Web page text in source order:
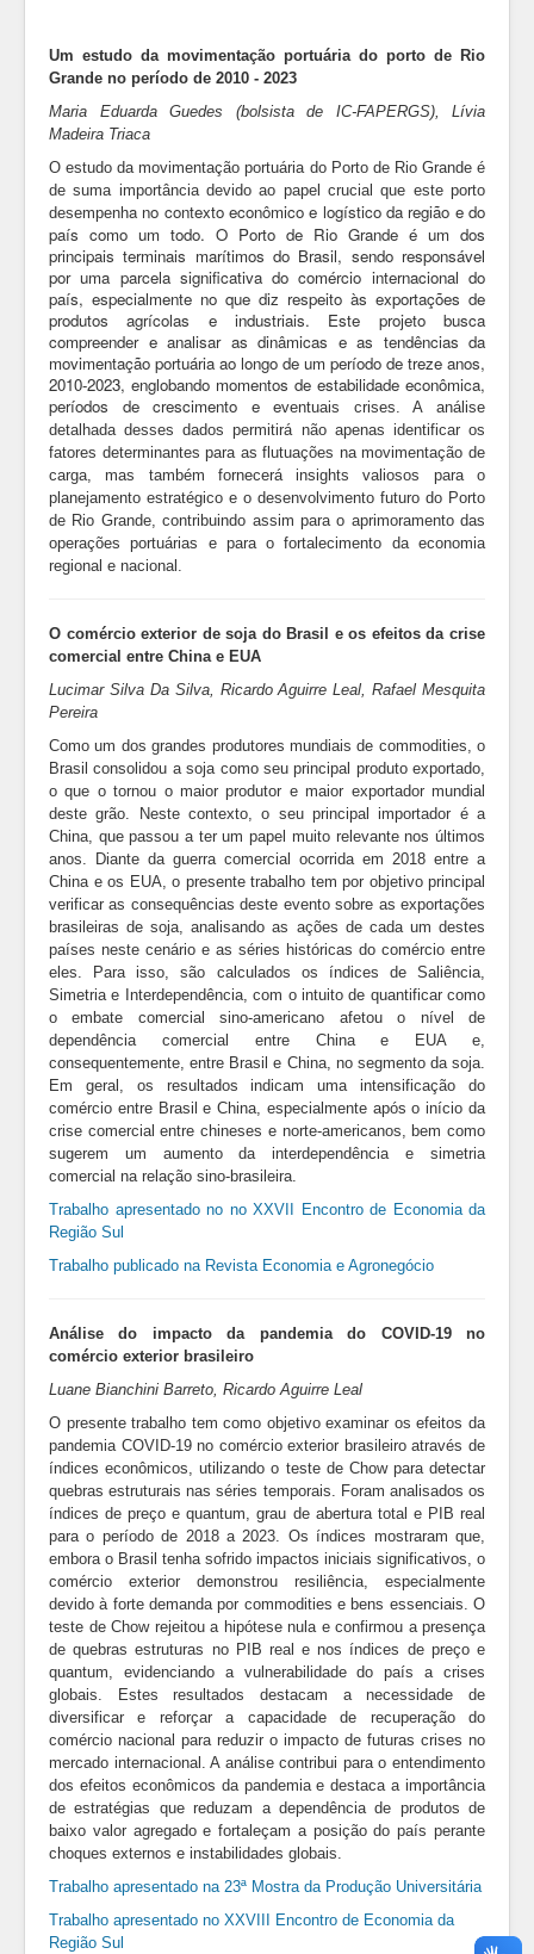
Um estudo da movimentação portuária do porto de Rio
Grande no período de 2010 - 2023
Maria Eduarda Guedes (bolsista de IC-FAPERGS), Lívia
Madeira Triaca
O estudo da movimentação portuária do Porto de Rio Grande é
de suma importância devido ao papel crucial que este porto
desempenha no contexto econômico e logístico da região e do
país como um todo. O Porto de Rio Grande é um dos
principais terminais marítimos do Brasil, sendo responsável
por uma parcela significativa do comércio internacional do
país, especialmente no que diz respeito às exportações de
produtos agrícolas e industriais. Este projeto busca
compreender e analisar as dinâmicas e as tendências da
movimentação portuária ao longo de um período de treze anos,
2010-2023, englobando momentos de estabilidade econômica,
períodos de crescimento e eventuais crises. A análise
detalhada desses dados permitirá não apenas identificar os
fatores determinantes para as flutuações na movimentação de
carga, mas também fornecerá insights valiosos para o
planejamento estratégico e o desenvolvimento futuro do Porto
de Rio Grande, contribuindo assim para o aprimoramento das
operações portuárias e para o fortalecimento da economia
regional e nacional.
O comércio exterior de soja do Brasil e os efeitos da crise
comercial entre China e EUA
Lucimar Silva Da Silva, Ricardo Aguirre Leal, Rafael Mesquita
Pereira
Como um dos grandes produtores mundiais de commodities, o
Brasil consolidou a soja como seu principal produto exportado,
o que o tornou o maior produtor e maior exportador mundial
deste grão. Neste contexto, o seu principal importador é a
China, que passou a ter um papel muito relevante nos últimos
anos. Diante da guerra comercial ocorrida em 2018 entre a
China e os EUA, o presente trabalho tem por objetivo principal
verificar as consequências deste evento sobre as exportações
brasileiras de soja, analisando as ações de cada um destes
países neste cenário e as séries históricas do comércio entre
eles. Para isso, são calculados os índices de Saliência,
Simetria e Interdependência, com o intuito de quantificar como
o embate comercial sino-americano afetou o nível de
dependência comercial entre China e EUA e,
consequentemente, entre Brasil e China, no segmento da soja.
Em geral, os resultados indicam uma intensificação do
comércio entre Brasil e China, especialmente após o início da
crise comercial entre chineses e norte-americanos, bem como
sugerem um aumento da interdependência e simetria
comercial na relação sino-brasileira.
Trabalho apresentado no no XXVII Encontro de Economia da
Região Sul
Trabalho publicado na Revista Economia e Agronegócio
Análise do impacto da pandemia do COVID-19 no
comércio exterior brasileiro
Luane Bianchini Barreto, Ricardo Aguirre Leal
O presente trabalho tem como objetivo examinar os efeitos da
pandemia COVID-19 no comércio exterior brasileiro através de
índices econômicos, utilizando o teste de Chow para detectar
quebras estruturais nas séries temporais. Foram analisados os
índices de preço e quantum, grau de abertura total e PIB real
para o período de 2018 a 2023. Os índices mostraram que,
embora o Brasil tenha sofrido impactos iniciais significativos, o
comércio exterior demonstrou resiliência, especialmente
devido à forte demanda por commodities e bens essenciais. O
teste de Chow rejeitou a hipótese nula e confirmou a presença
de quebras estruturas no PIB real e nos índices de preço e
quantum, evidenciando a vulnerabilidade do país a crises
globais. Estes resultados destacam a necessidade de
diversificar e reforçar a capacidade de recuperação do
comércio nacional para reduzir o impacto de futuras crises no
mercado internacional. A análise contribui para o entendimento
dos efeitos econômicos da pandemia e destaca a importância
de estratégias que reduzam a dependência de produtos de
baixo valor agregado e fortaleçam a posição do país perante
choques externos e instabilidades globais.
Trabalho apresentado na 23ª Mostra da Produção Universitária
Trabalho apresentado no XXVIII Encontro de Economia da
Região Sul